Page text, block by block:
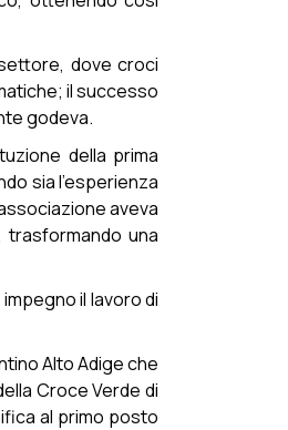
dove croci
il successo
godeva.
della prima
sia l'esperienza
aveva
una
il lavoro di
Alto Adige che
Croce Verde di
al primo posto